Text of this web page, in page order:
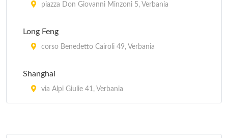
piazza Don Giovanni Minzoni 5, Verbania
Long Feng
corso Benedetto Cairoli 49, Verbania
Shanghai
via Alpi Giulie 41, Verbania